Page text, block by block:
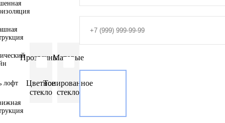
лофт
ПрозрачныеМатовые
Цветное
стекло
Тонированное
стекло